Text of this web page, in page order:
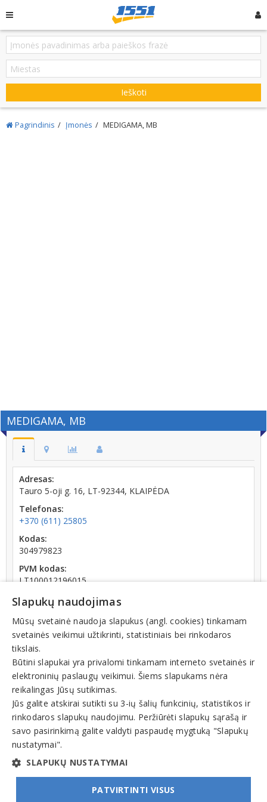
Ieškoti
Pagrindinis Įmonės MEDIGAMA, MB
MEDIGAMA, MB
Adresas:
Tauro 5-oji g. 16, LT-92344, KLAIPĖDA
Telefonas:
+370 (611) 25805
Kodas:
304979823
PVM kodas:
LT100012196015
Registracijos data:
2019-01-03
Darbuotojų skaičius:
iki 10 darbuotojų
Apyvarta:
810 994 €, pelnas po mokesčių 0,9 % (2025 m.)
Skola Sodrai:
25.96 € (nuo 2026-08-03 dienos)
© INFOMINTA, UAB. Visos teisės saugomos. Telefonas
Slapukų naudojimas
Mūsų svetainė naudoja slapukus (angl. cookies) tinkamam
svetainės veikimui užtikrinti, statistiniais bei rinkodaros
tikslais.
Būtini slapukai yra privalomi tinkamam interneto svetainės ir
elektroninių paslaugų veikimui. Šiems slapukams nėra
reikalingas Jūsų sutikimas.
Jūs galite atskirai sutikti su 3-ių šalių funkcinių, statistikos ir
rinkodaros slapukų naudojimu. Peržiūrėti slapukų sąrašą ir
savo pasirinkimą galite valdyti paspaudę mygtuką "Slapukų
nustatymai".
SLAPUKŲ NUSTATYMAI
PATVIRTINTI VISUS